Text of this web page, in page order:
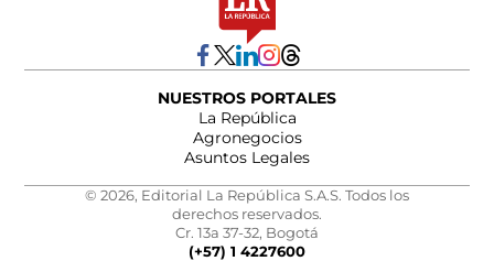
NUESTROS PORTALES
La República
Agronegocios
Asuntos Legales
© 2026, Editorial La República S.A.S. Todos los
derechos reservados.
Cr. 13a 37-32, Bogotá
(+57) 1 4227600